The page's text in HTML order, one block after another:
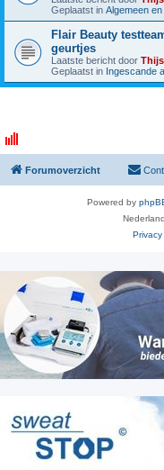
Geplaatst in Algemeen
Flair Beauty
geurtjes
Laatste bericht door Thijs
Geplaatst in Ingescande
Forumoverzicht
Powered by
Privacy